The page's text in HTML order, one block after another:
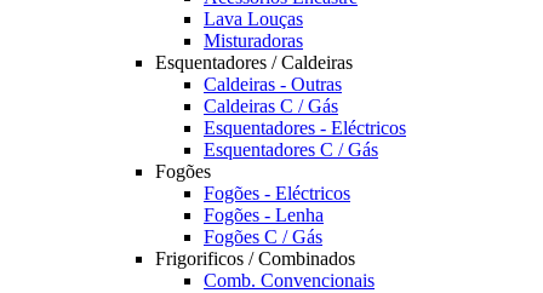
Lava Louças
Misturadoras
Esquentadores / Caldeiras
Caldeiras - Outras
Caldeiras C / Gás
Esquentadores - Eléctricos
Esquentadores C / Gás
Fogões
Fogões - Eléctricos
Fogões - Lenha
Fogões C / Gás
Frigorificos / Combinados
Comb. Convencionais